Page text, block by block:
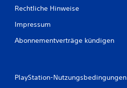
Rechtliche Hinweise
Impressum
Abonnementverträge kündigen
PlayStation-Nutzungsbedingungen